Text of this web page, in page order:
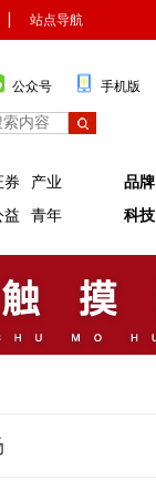
站点导航
公众号 手机版
券
产业
益 青年
品牌
科技